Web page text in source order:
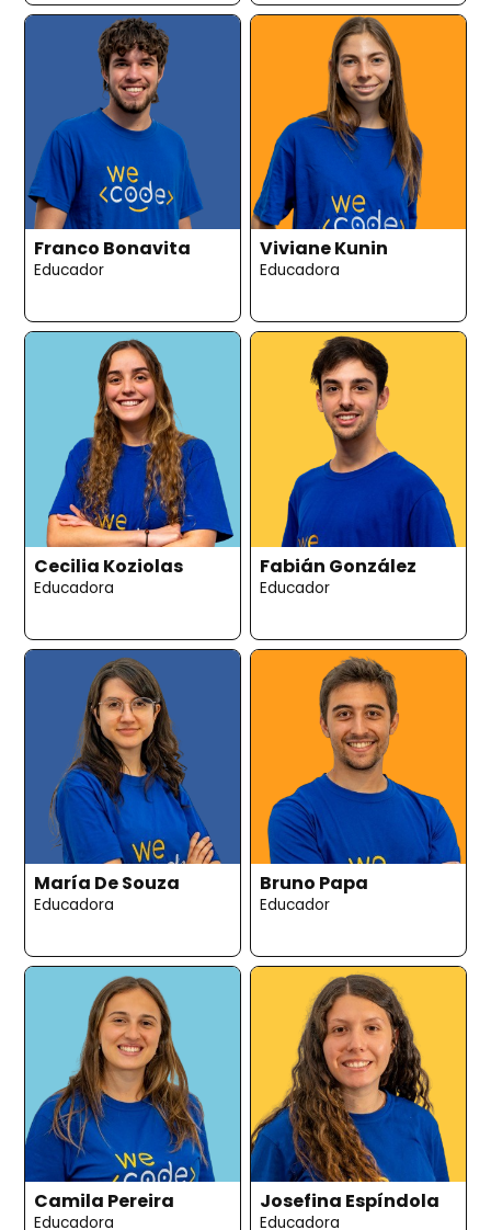
Franco Bonavita
Educador
Viviane Kunin
Educadora
Cecilia Koziolas
Educadora
Fabián González
Educador
María De Souza
Educadora
Bruno Papa
Educador
Camila Pereira
Educadora
Josefina Espíndola
Educadora